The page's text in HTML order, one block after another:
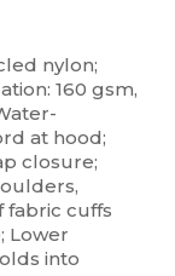
nylon;
160 gsm,
at hood;
closure;
fabric cuffs
Lower
into